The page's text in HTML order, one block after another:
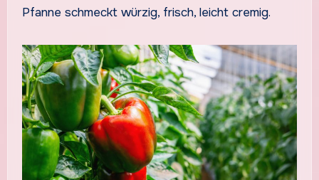
Pfanne schmeckt würzig, frisch, leicht cremig.